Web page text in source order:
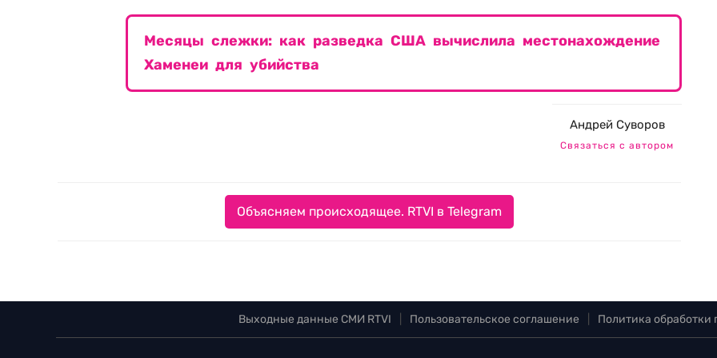
Месяцы слежки: как разведка США вычислила местонахождение
Хаменеи для убийства
Андрей Суворов
Связаться с автором
Объясняем происходящее. RTVI в Telegram
Выходные данные СМИ RTVI Пользовательское соглашение Политика